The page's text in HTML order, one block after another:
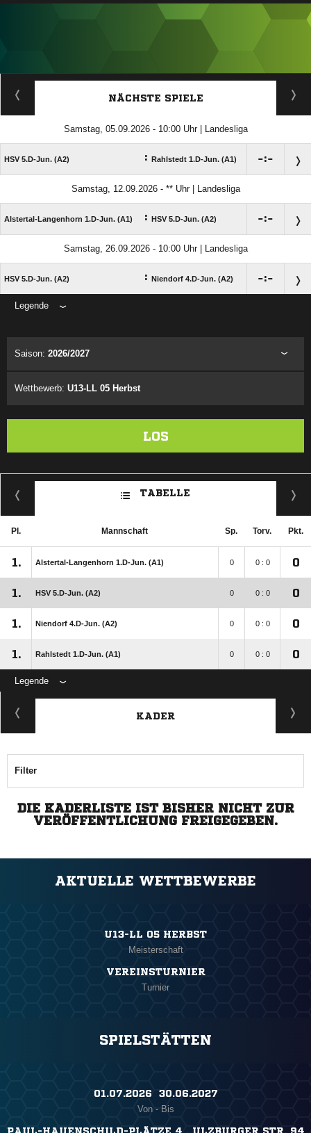
ANZEIGE
NÄCHSTE SPIELE
Samstag, 05.09.2026 - 10:00 Uhr | Landesliga
HSV 5.D-Jun. (A2) : Rahlstedt 1.D-Jun. (A1) :
Samstag, 12.09.2026 - ** Uhr | Landesliga
Alstertal-Langenhorn 1.D-Jun. (A1) : HSV 5.D-Jun. (A2) :
Samstag, 26.09.2026 - 10:00 Uhr | Landesliga
HSV 5.D-Jun. (A2) : Niendorf 4.D-Jun. (A2) :
Legende
Saison: 2026/2027
Wettbewerb: U13-LL 05 Herbst
LOS
TABELLE
Pl. Mannschaft Sp. Torv. Pkt.
1. Alstertal-Langenhorn 1.D-Jun. (A1) 0 0 : 0 0
1. HSV 5.D-Jun. (A2) 0 0 : 0 0
1. Niendorf 4.D-Jun. (A2) 0 0 : 0 0
1. Rahlstedt 1.D-Jun. (A1) 0 0 : 0 0
Legende
KADER
Filter
DIE KADERLISTE IST BISHER NICHT ZUR
VERÖFFENTLICHUNG FREIGEGEBEN.
AKTUELLE WETTBEWERBE
U13-LL 05 HERBST
Meisterschaft
VEREINSTURNIER
Turnier
SPIELSTÄTTEN
01.07.2026 ​ 30.06.2027
Von - Bis